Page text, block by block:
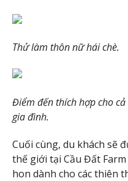
Thử làm thôn nữ hái chè.
Điểm đến thích hợp cho
gia đình.
Cuối cùng, du khách sẽ
thế giới tại Cầu Đất
hon dành cho các thiên